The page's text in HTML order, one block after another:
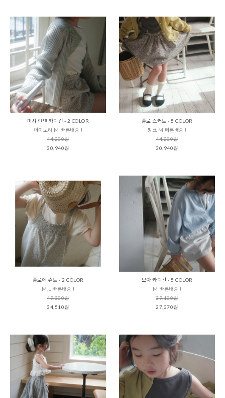
미샤 린넨 카디건 - 2 COLOR
아이보리 M 빠른배송 !
44,200원
30,940원
플로 스커트 - 5 COLOR
핑크 M 빠른배송 !
44,200원
30,940원
플로에 슈트 - 2 COLOR
M,L 빠른배송 !
49,300원
34,510원
모아 카디건 - 5 COLOR
M 빠른배송 !
39,100원
27,370원